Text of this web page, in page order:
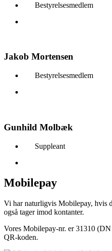
Bestyrelsesmedlem
Jakob Mortensen
Bestyrelsesmedlem
Gunhild Molbæk
Suppleant
Mobilepay
Vi har naturligvis Mobilepay, hvis
også tager imod kontanter.
Vores Mobilepay-nr. er 31310
QR-koden.